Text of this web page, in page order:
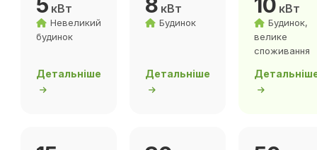
кВт
Невеликий
будинок
Детальніше
кВт
Будинок
Детальніше
кВт
Будинок,
велике
споживання